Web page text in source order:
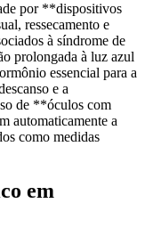
por **dispositivos
ressecamento e
à síndrome de
prolongada à luz azul
essencial para a
e a
de **óculos com
automaticamente a
como medidas
em